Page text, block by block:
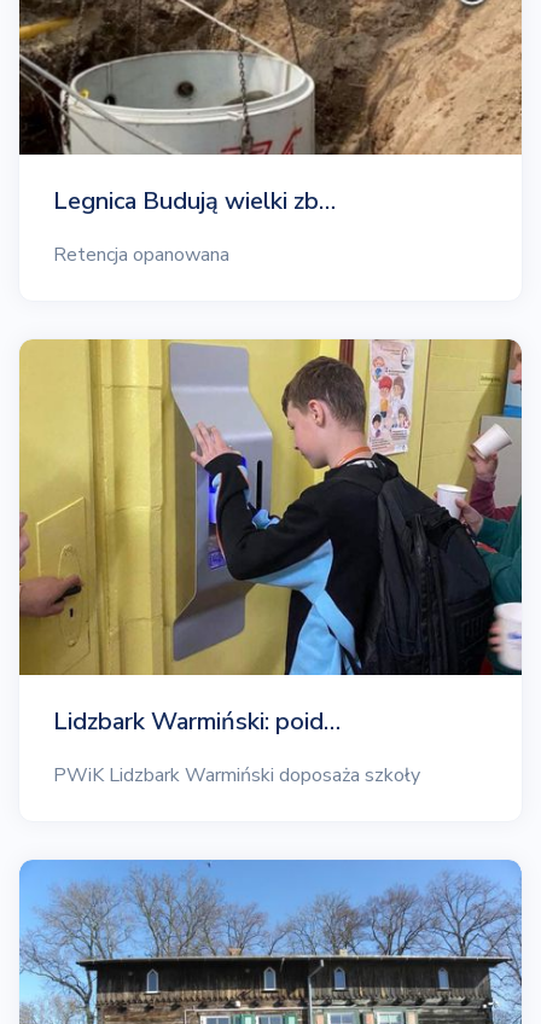
Legnica Budują wielki zb…
Retencja opanowana
Lidzbark Warmiński: poid…
PWiK Lidzbark Warmiński doposaża szkoły